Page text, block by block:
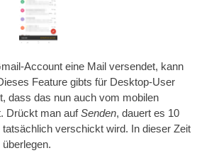
Account eine Mail versendet, kann
Feature gibts für Desktop-User
dass das nun auch vom mobilen
Drückt man aufSenden, dauert es 10
verschickt wird. In dieser Zeit